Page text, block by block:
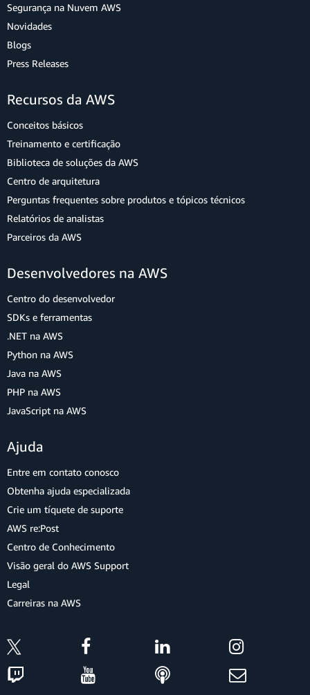
Segurança na Nuvem AWS
Novidades
Blogs
Press Releases
Recursos da AWS
Conceitos básicos
Treinamento e certificação
Biblioteca de soluções da AWS
Centro de arquitetura
Perguntas frequentes sobre produtos e tópicos técnicos
Relatórios de analistas
Parceiros da AWS
Desenvolvedores na AWS
Centro do desenvolvedor
SDKs e ferramentas
.NET na AWS
Python na AWS
Java na AWS
PHP na AWS
JavaScript na AWS
Ajuda
Entre em contato conosco
Obtenha ajuda especializada
Crie um tíquete de suporte
AWS re:Post
Centro de Conhecimento
Visão geral do AWS Support
Legal
Carreiras na AWS